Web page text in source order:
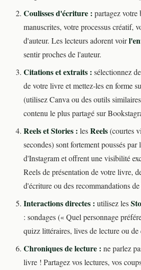
Coulisses d'écriture : partagez votre
manuscrites, votre processus créatif,
d'auteur. Les lecteurs adorent voir
sentir proches de l'auteur.
Citations et extraits : sélectionnez
de votre livre et mettez-les en forme
(utilisez Canva ou des outils
contenu le plus partagé sur
Reels et Stories : lesReels(courtes
secondes) sont fortement poussés
d'Instagram et offrent une visibilité
Reels de présentation de votre livre,
d'écriture ou des recommandations
Interactions directes : utilisez les
: sondages (« Quel personnage
quizz littéraires, lives de lecture ou de
Chroniques de lecture : ne parlez
livre ! Partagez vos lectures, vos